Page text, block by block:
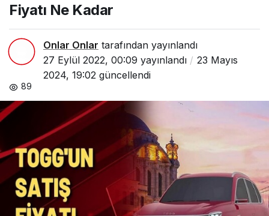
Fiyatı Ne Kadar
Onlar Onlar tarafından yayınlandı
27 Eylül 2022, 00:09 yayınlandı
23 Mayıs
2024, 19:02 güncellendi
89